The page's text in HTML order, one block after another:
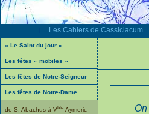
| Les Cahiers de Cassiciacum
« Le Saint du jour »
Les fêtes « mobiles »
Les fêtes de Notre-Seigneur
Les fêtes de Notre-Dame
de S. Abachus à Vble Aymeric